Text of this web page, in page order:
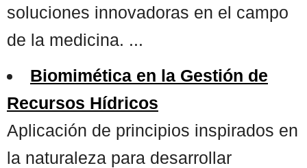
soluciones innovadoras en el campo
de la medicina. ...
Biomimética en la Gestión de
Recursos Hídricos
Aplicación de principios inspirados en
la naturaleza para desarrollar